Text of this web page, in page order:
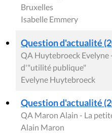
Bruxelles
Isabelle Emmery
Question d'actualité
QA Huytebroeck Evelyne
d'"utilité publique"
Evelyne Huytebroeck
Question d'actualité
QA Maron Alain - La
Alain Maron